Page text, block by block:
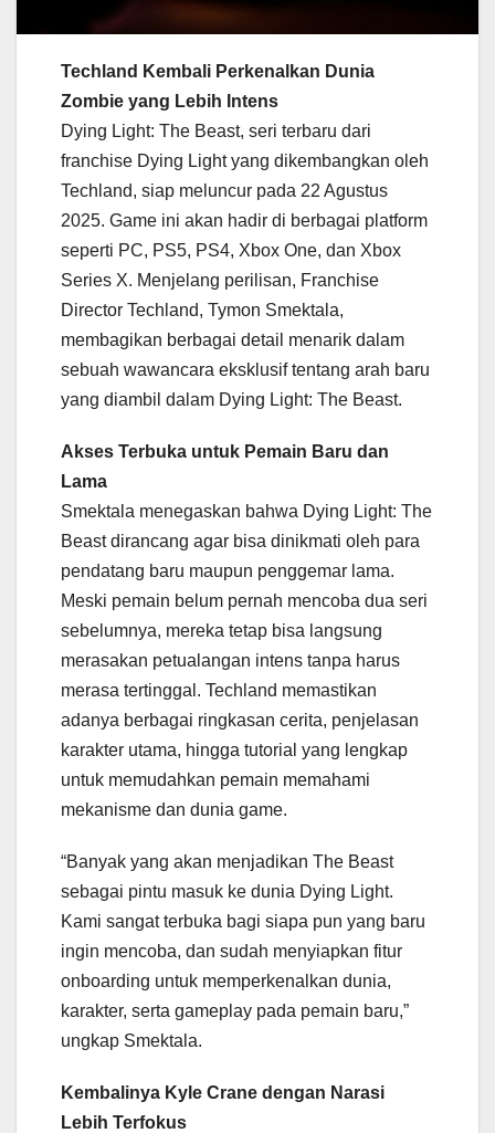
Techland Kembali Perkenalkan Dunia
Zombie yang Lebih Intens
Dying Light: The Beast, seri terbaru dari
franchise Dying Light yang dikembangkan oleh
Techland, siap meluncur pada 22 Agustus
2025. Game ini akan hadir di berbagai platform
seperti PC, PS5, PS4, Xbox One, dan Xbox
Series X. Menjelang perilisan, Franchise
Director Techland, Tymon Smektala,
membagikan berbagai detail menarik dalam
sebuah wawancara eksklusif tentang arah baru
yang diambil dalam Dying Light: The Beast.
Akses Terbuka untuk Pemain Baru dan
Lama
Smektala menegaskan bahwa Dying Light: The
Beast dirancang agar bisa dinikmati oleh para
pendatang baru maupun penggemar lama.
Meski pemain belum pernah mencoba dua seri
sebelumnya, mereka tetap bisa langsung
merasakan petualangan intens tanpa harus
merasa tertinggal. Techland memastikan
adanya berbagai ringkasan cerita, penjelasan
karakter utama, hingga tutorial yang lengkap
untuk memudahkan pemain memahami
mekanisme dan dunia game.
“Banyak yang akan menjadikan The Beast
sebagai pintu masuk ke dunia Dying Light.
Kami sangat terbuka bagi siapa pun yang baru
ingin mencoba, dan sudah menyiapkan fitur
onboarding untuk memperkenalkan dunia,
karakter, serta gameplay pada pemain baru,”
ungkap Smektala.
Kembalinya Kyle Crane dengan Narasi
Lebih Terfokus